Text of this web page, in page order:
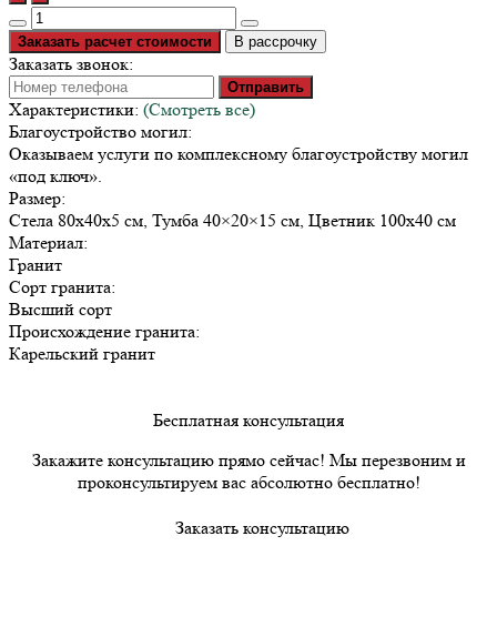
Заказать расчет стоимости В рассрочку
Заказать звонок:
Отправить
Характеристики: (Смотреть все)
Благоустройство могил:
Оказываем услуги по комплексному благоустройству могил
«под ключ».
Размер:
Стела 80х40х5 см, Тумба 40×20×15 см, Цветник 100х40 см
Материал:
Гранит
Сорт гранита:
Высший сорт
Происхождение гранита:
Карельский гранит
Бесплатная консультация
Закажите консультацию прямо сейчас! Мы перезвоним и
проконсультируем вас абсолютно бесплатно!
Заказать консультацию